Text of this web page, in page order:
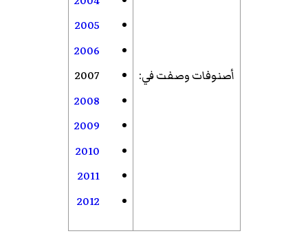
أصنوفات وصفت في:
2005
2006
2007
2008
2009
2010
2011
2012